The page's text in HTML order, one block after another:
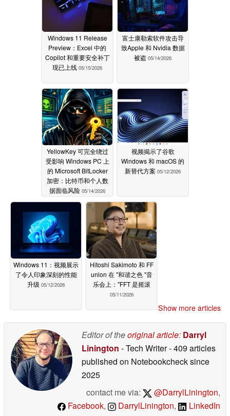
Windows 11 Release
Preview：Excel 中的
Copilot 和重要安全补丁
现已上线 05/15/2026
富士康勒索软件攻击导
致Apple 和 Nvidia 数据
被盗 05/14/2026
YellowKey 可完全绕过
受影响 Windows PC 上
的 Microsoft BitLocker
加密：比特币和个人数
据面临风险 05/14/2026
视频揭示了谷歌
Windows 和 macOS 的
新替代方案 05/12/2026
Windows 11：视频展示
了令人印象深刻的性能
升级 05/12/2026
Hitoshi Sakimoto 和 FF
union 在 "和谐之色 "音
乐会上："FFT 是摇滚
05/11/2026
Show more articles
Editor of theoriginal article: Darryl
Linington - Tech Writer- 409 articles
published on Notebookchecksince
2025
contact me via:
@DarrylLinington,
Facebook, DarrylLinington, LinkedIn